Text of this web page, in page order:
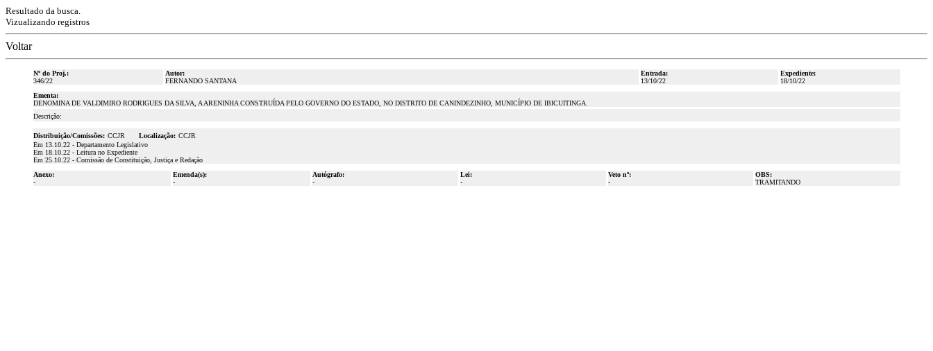
Resultado da busca.
Vizualizando registros
Voltar
Nº do Proj.:
346/22
Autor:
FERNANDO SANTANA
Entrada:
13/10/22
Expediente:
18/10/22
Ementa:
DENOMINA DE VALDIMIRO RODRIGUES DA SILVA, A ARENINHA CONSTRUÍDA PELO GOVERNO DO ESTADO, NO DISTRITO DE CANINDEZINHO, MUNICÍPIO DE IBICUITINGA.
Descrição:
Distribuição/Comissões: CCJR Localização: CCJR
Em 13.10.22 - Departamento Legislativo
Em 18.10.22 - Leitura no Expediente
Em 25.10.22 - Comissão de Constituição, Justiça e Redação
Anexo:
-
Emenda(s):
-
Autógrafo:
-
Lei:
-
Veto nº:
-
OBS:
TRAMITANDO